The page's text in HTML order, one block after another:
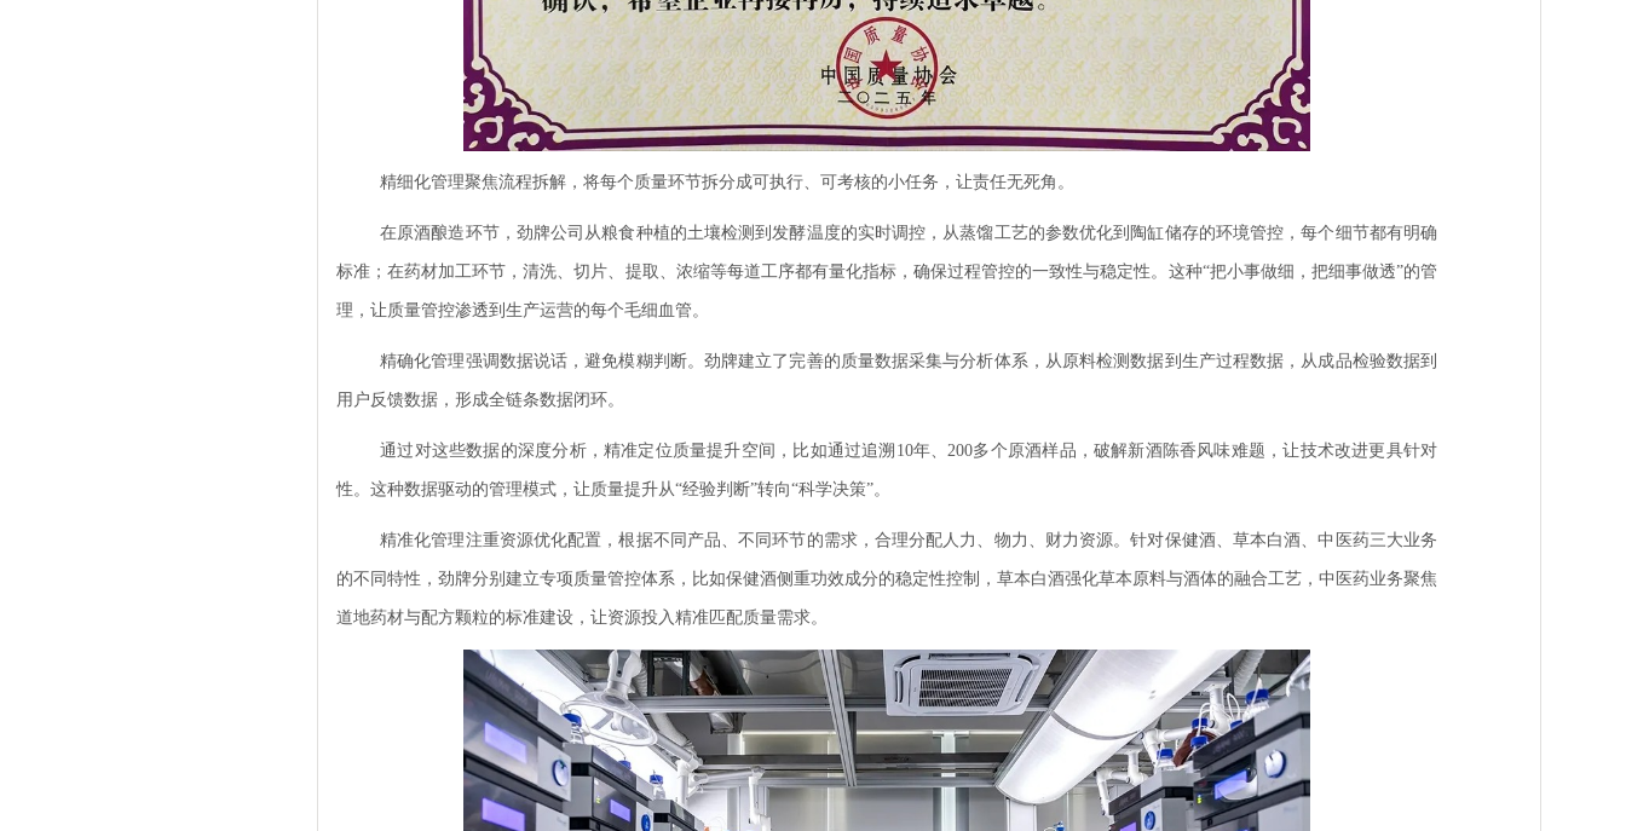
精细化管理聚焦流程拆解，将每个质量环节拆分成可执行、可考核的小任务，让责任无死角。
在原酒酿造环节，劲牌公司从粮食种植的土壤检测到发酵温度的实时调控，从蒸馏工艺的参数优化到陶缸储存的环境管控，每个细节都有明确
标准；在药材加工环节，清洗、切片、提取、浓缩等每道工序都有量化指标，确保过程管控的一致性与稳定性。这种“把小事做细，把细事做透”的管
理，让质量管控渗透到生产运营的每个毛细血管。
精确化管理强调数据说话，避免模糊判断。劲牌建立了完善的质量数据采集与分析体系，从原料检测数据到生产过程数据，从成品检验数据到
用户反馈数据，形成全链条数据闭环。
通过对这些数据的深度分析，精准定位质量提升空间，比如通过追溯10年、200多个原酒样品，破解新酒陈香风味难题，让技术改进更具针对
性。这种数据驱动的管理模式，让质量提升从“经验判断”转向“科学决策”。
精准化管理注重资源优化配置，根据不同产品、不同环节的需求，合理分配人力、物力、财力资源。针对保健酒、草本白酒、中医药三大业务
的不同特性，劲牌分别建立专项质量管控体系，比如保健酒侧重功效成分的稳定性控制，草本白酒强化草本原料与酒体的融合工艺，中医药业务聚焦
道地药材与配方颗粒的标准建设，让资源投入精准匹配质量需求。